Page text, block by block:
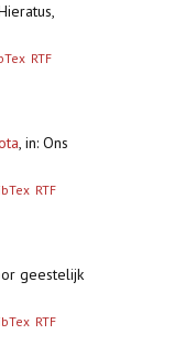
RTF
, in: Ons
RTF
geestelijk
RTF